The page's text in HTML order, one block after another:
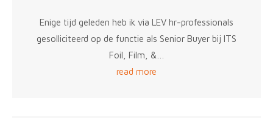
Enige tijd geleden heb ik via LEV hr-professionals
gesolliciteerd op de functie als Senior Buyer bij ITS
Foil, Film, &…
read more